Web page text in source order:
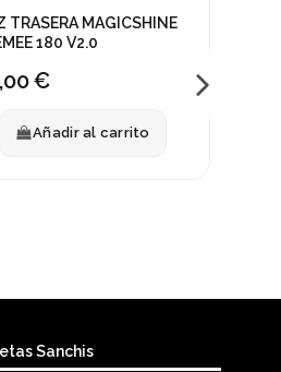
TRASERA MAGICSHINE
180 V2.0
€
Añadir al carrito
Sanchis